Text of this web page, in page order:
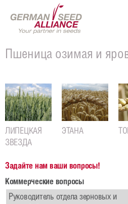
Пшеница озимая и
ЛИПЕЦКАЯ
ЗВЕЗДА
ЭТАНА
Задайте нам ваши вопросы!
Коммерческие вопросы
Руководитель отдела зерновых и
Портрет
Сотрудники